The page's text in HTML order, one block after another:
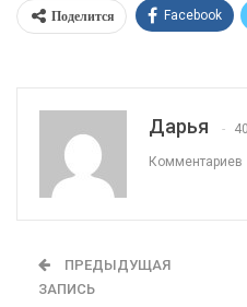
Поделится Facebook
Дарья
Комментариев
ПРЕДЫДУЩАЯ
ЗАПИСЬ